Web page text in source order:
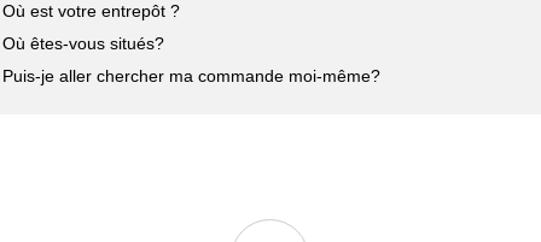
Où est votre entrepôt ?
Où êtes-vous situés?
Puis-je aller chercher ma commande moi-même?